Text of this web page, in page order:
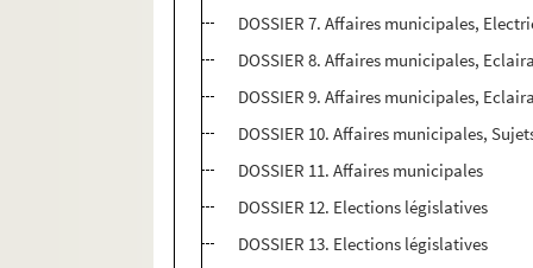
DOSSIER 7. Affaires municipales,
DOSSIER 8. Affaires municipales,
DOSSIER 9. Affaires municipales,
DOSSIER 10. Affaires municipales,
DOSSIER 11. Affaires municipales
DOSSIER 12. Elections législatives
DOSSIER 13. Elections législatives